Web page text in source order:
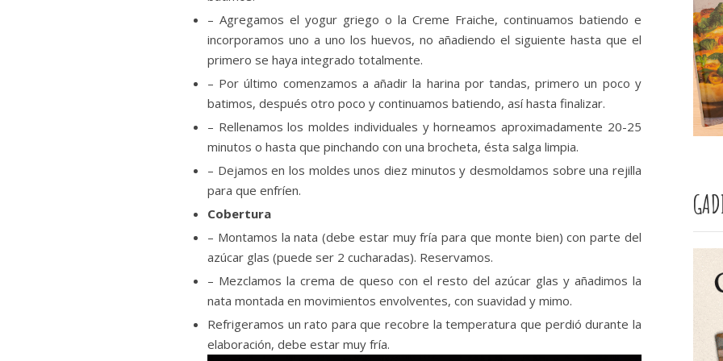
– Agregamos el yogur griego o la Creme Fraiche, continuamos batiendo e
incorporamos uno a uno los huevos, no añadiendo el siguiente hasta que el
primero se haya integrado totalmente.
– Por último comenzamos a añadir la harina por tandas, primero un poco y
batimos, después otro poco y continuamos batiendo, así hasta finalizar.
– Rellenamos los moldes individuales y horneamos aproximadamente 20-25
minutos o hasta que pinchando con una brocheta, ésta salga limpia.
– Dejamos en los moldes unos diez minutos y desmoldamos sobre una rejilla
para que enfríen.
Cobertura
– Montamos la nata (debe estar muy fría para que monte bien) con parte del
azúcar glas (puede ser 2 cucharadas). Reservamos.
– Mezclamos la crema de queso con el resto del azúcar glas y añadimos la
nata montada en movimientos envolventes, con suavidad y mimo.
Refrigeramos un rato para que recobre la temperatura que perdió durante la
elaboración, debe estar muy fría.